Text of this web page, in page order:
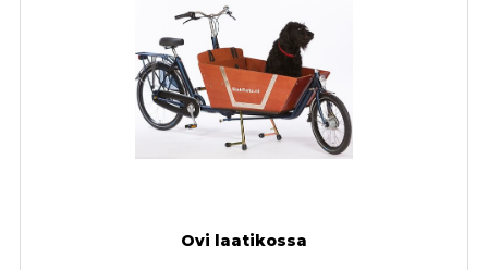
Ovi laatikossa